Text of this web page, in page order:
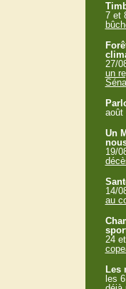
7 et
27/
un
août
Un
19/
14/
au
24
Les
les